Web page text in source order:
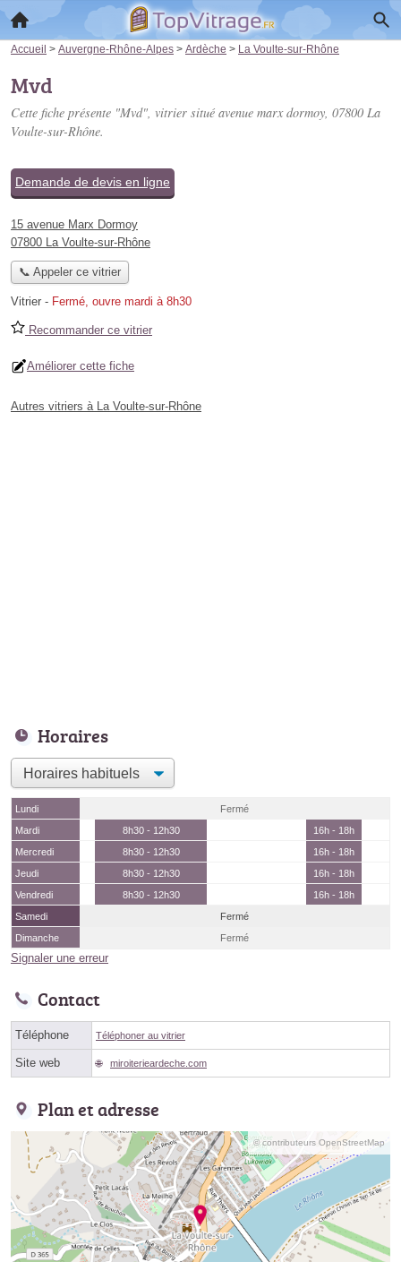
Accueil > Auvergne-Rhône-Alpes > Ardèche > La Voulte-sur-Rhône
Mvd
Cette fiche présente "Mvd", vitrier situé avenue marx dormoy, 07800 La
Voulte-sur-Rhône.
Demande de devis en ligne
15 avenue Marx Dormoy
07800 La Voulte-sur-Rhône
📞 Appeler ce vitrier
Vitrier - Fermé, ouvre mardi à 8h30
Recommander ce vitrier
Améliorer cette fiche
Autres vitriers à La Voulte-sur-Rhône
Horaires
Lundi
Fermé
Mardi
8h30 - 12h30
16h - 18h
Mercredi
8h30 - 12h30
16h - 18h
Jeudi
8h30 - 12h30
16h - 18h
Vendredi
8h30 - 12h30
16h - 18h
Samedi
Fermé
Dimanche
Fermé
Signaler une erreur
Contact
Téléphone Téléphoner au vitrier
Site web miroiterieardeche.com
Plan et adresse
© contributeurs OpenStreetMap